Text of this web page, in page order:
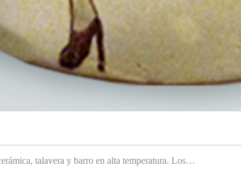
talavera y barro en alta temperatura. Los…